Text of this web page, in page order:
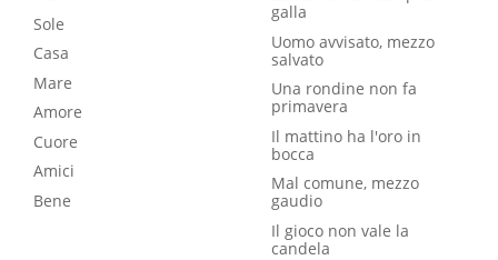
Sole
Casa
Mare
Amore
Cuore
Amici
Bene
galla
Uomo avvisato, mezzo
salvato
Una rondine non fa
primavera
Il mattino ha l'oro in
bocca
Mal comune, mezzo
gaudio
Il gioco non vale la
candela